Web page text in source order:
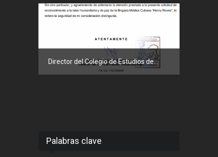
Director del Colegio de Estudios de...
Palabras clave